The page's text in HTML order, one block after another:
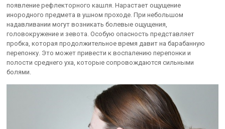
появление рефлекторного кашля. Нарастает ощущение
инородного предмета в ушном проходе. При небольшом
надавливании могут возникать болевые ощущения,
головокружение и зевота. Особую опасность представляет
пробка, которая продолжительное время давит на барабанную
перепонку. Это может привести к воспалению перепонки и
полости среднего уха, которые сопровождаются сильными
болями.